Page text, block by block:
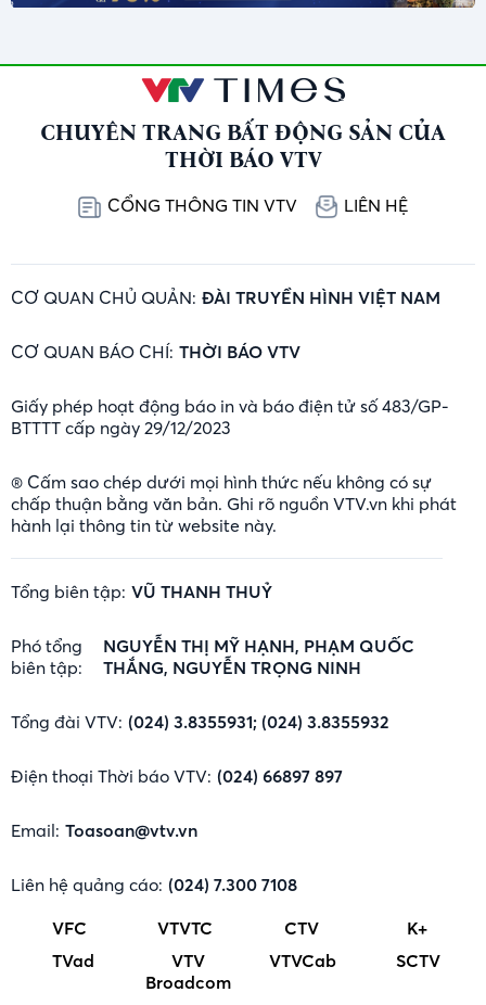
CHUYÊN TRANG BẤT ĐỘNG SẢN CỦA
THỜI BÁO VTV
CỔNG THÔNG TIN VTV LIÊN HỆ
CƠ QUAN CHỦ QUẢN: ĐÀI TRUYỀN HÌNH VIỆT NAM
CƠ QUAN BÁO CHÍ: THỜI BÁO VTV
Giấy phép hoạt động báo in và báo điện tử số 483/GP-
BTTTT cấp ngày 29/12/2023
® Cấm sao chép dưới mọi hình thức nếu không có sự
chấp thuận bằng văn bản. Ghi rõ nguồn VTV.vn khi phát
hành lại thông tin từ website này.
Tổng biên tập: VŨ THANH THUỶ
Phó tổng
biên tập:
NGUYỄN THỊ MỸ HẠNH, PHẠM QUỐC
THẮNG, NGUYỄN TRỌNG NINH
Tổng đài VTV: (024) 3.8355931; (024) 3.8355932
Điện thoại Thời báo VTV: (024) 66897 897
Email: Toasoan@vtv.vn
Liên hệ quảng cáo: (024) 7.300 7108
VFC
VTVTC CTV
K+
TVad
VTV
Broadcom
VTVCab SCTV